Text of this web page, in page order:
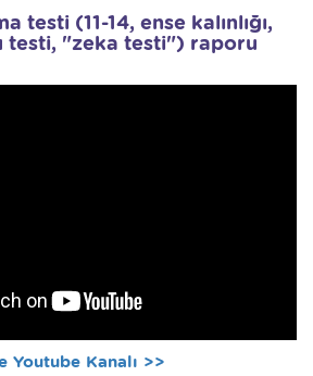
testi (11-14, ense kalınlığı,
testi, "zeka testi") raporu
Youtube Kanalı >>